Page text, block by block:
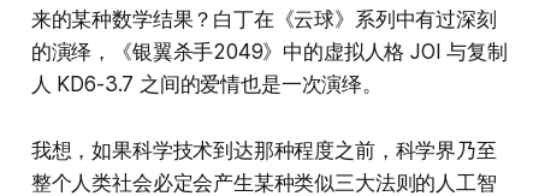
来的某种数学结果？白丁在《云球》系列中有过深刻
的演绎，《银翼杀手2049》中的虚拟人格 JOI 与复制
人 KD6-3.7 之间的爱情也是一次演绎。
我想，如果科学技术到达那种程度之前，科学界乃至
整个人类社会必定会产生某种类似三大法则的人工智